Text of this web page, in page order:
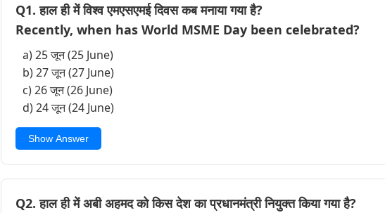
Q1. हाल ही में विश्व एमएसएमई दिवस कब मनाया गया है?
Recently, when has World MSME Day been celebrated?
a) 25 जून (25 June)
b) 27 जून (27 June)
c) 26 जून (26 June)
d) 24 जून (24 June)
Show Answer
Q2. हाल ही में अबी अहमद को किस देश का प्रधानमंत्री नियुक्त किया गया है?